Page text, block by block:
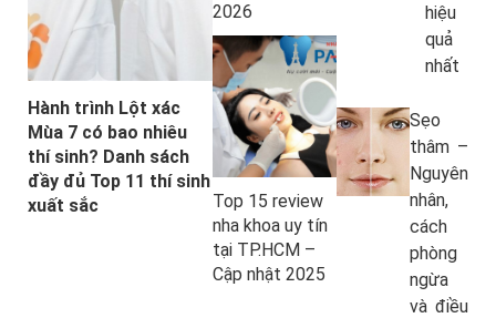
Hành trình Lột xác
Mùa 7 có bao nhiêu
thí sinh? Danh sách
đầy đủ Top 11 thí sinh
xuất sắc
2026
Top 15 review
nha khoa uy tín
tại TP.HCM –
Cập nhật 2025
hiệu
quả
nhất
Sẹo
thâm –
Nguyên
nhân,
cách
phòng
ngừa
và điều